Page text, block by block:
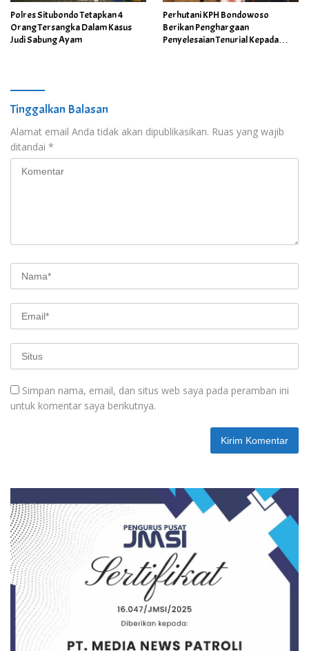
Polres Situbondo Tetapkan 4
Orang Tersangka Dalam Kasus
Judi Sabung Ayam
Perhutani KPH Bondowoso
Berikan Penghargaan
Penyelesaian Tenurial Kepada
Tinggalkan Balasan
Alamat email Anda tidak akan dipublikasikan. Ruas yang wajib
ditandai *
Simpan nama, email, dan situs web saya pada peramban ini
untuk komentar saya berikutnya.